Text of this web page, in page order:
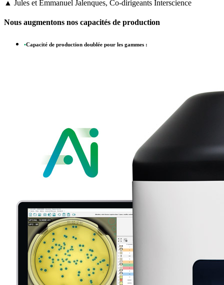
▲ Jules et Emmanuel Jalenques, Co-dirigeants Interscience
Nous augmentons nos capacités de production
•Capacité de production doublée pour les gammes :